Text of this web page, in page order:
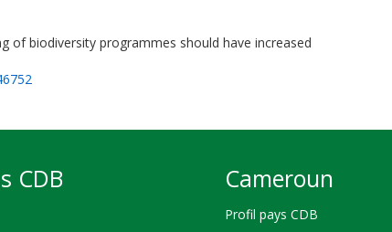
of biodiversity programmes should have increased
CDB Cameroun
Profil pays CDB